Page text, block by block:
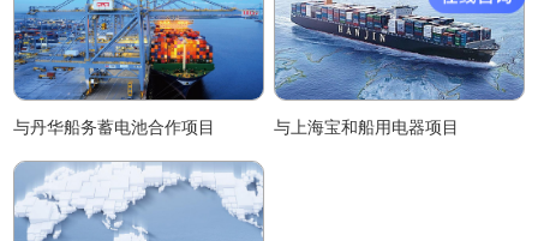
与丹华船务蓄电池合作项目 与上海宝和船用电器项目